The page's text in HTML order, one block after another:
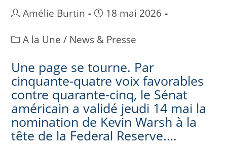
Amélie Burtin
18 mai 2026
A la Une / News & Presse
Une page se tourne. Par
cinquante-quatre voix favorables
contre quarante-cinq, le Sénat
américain a validé jeudi 14 mai la
nomination de Kevin Warsh à la
tête de la Federal Reserve.…